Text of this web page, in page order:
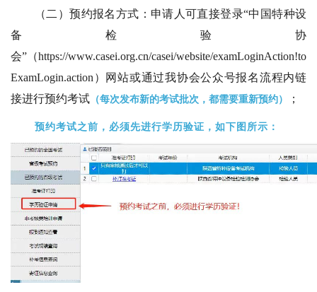
（二）预约报名方式：申请人可直接登录“中国特种设
备检验协
会”（https://www.casei.org.cn/casei/website/examLoginAction!to
ExamLogin.action）网站或通过我协会公众号报名流程内链
接进行预约考试 （每次发布新的考试批次，都需要重新预约） ；
预约考试之前，必须先进行学历验证，如下图所示：